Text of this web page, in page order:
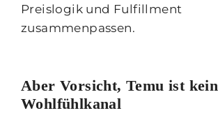
Preislogik und Fulfillment
zusammenpassen.
Aber Vorsicht, Temu ist kein
Wohlfühlkanal